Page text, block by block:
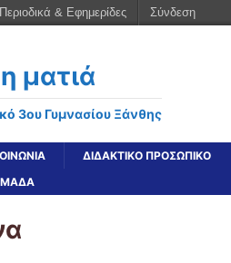
ματιά
3ου Γυμνασίου Ξάνθης
ΔΙΔΑΚΤΙΚΟ ΠΡΟΣΩΠΙΚΟ
& Εφημερίδες Σύνδεση